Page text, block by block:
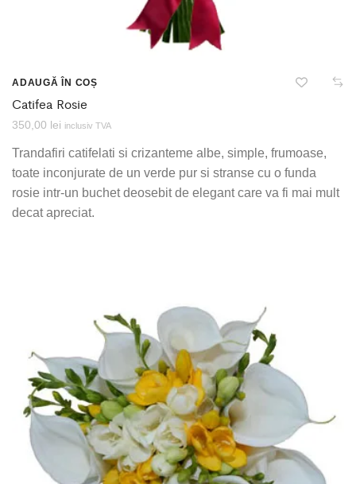
ADAUGĂ ÎN COȘ
Catifea Rosie
350,00 lei inclusiv TVA
Trandafiri catifelati si crizanteme albe, simple, frumoase,
toate inconjurate de un verde pur si stranse cu o funda
rosie intr-un buchet deosebit de elegant care va fi mai mult
decat apreciat.